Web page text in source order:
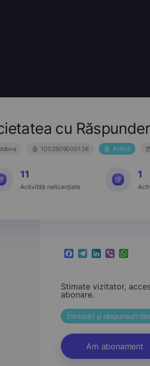
cu
1002609000138 Activă
11
Activități nelicențiate
1
Facebook
Telegram
LinkedIn
Viber
Stimate vizitator,
abonare.
Întrebări și răspunsuri
Am abonament